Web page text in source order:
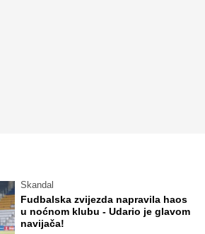
Skandal
Fudbalska zvijezda napravila haos
u noćnom klubu - Udario je glavom
navijača!